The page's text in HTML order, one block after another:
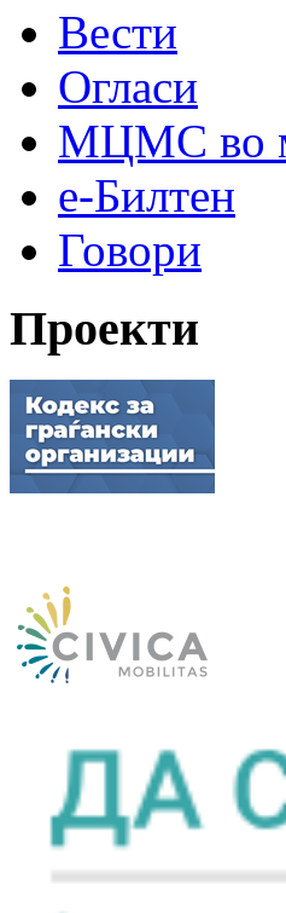
Вести
Огласи
МЦМС во
е-Билтен
Говори
Проекти